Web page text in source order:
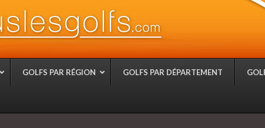
GOLFS PAR RÉGION GOLFS PAR DÉPARTEMENT